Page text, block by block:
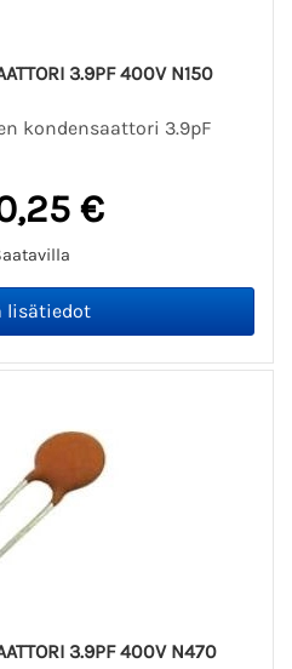
3.9PF 400V N150
kondensaattori 3.9pF
€
3.9PF 400V N470